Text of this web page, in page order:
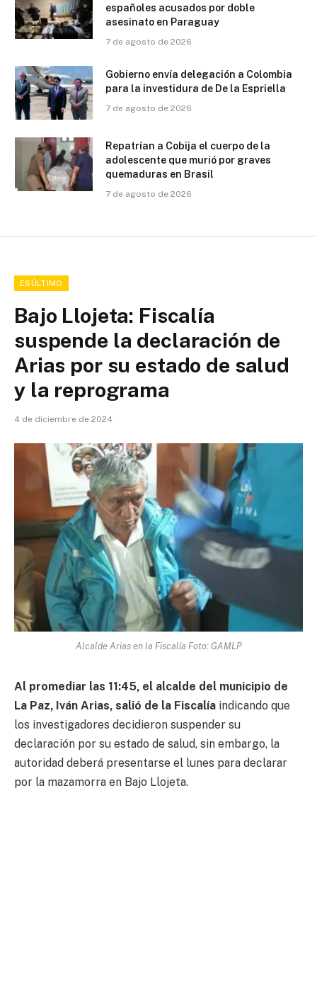
españoles acusados por doble
asesinato en Paraguay
7 de agosto de 2026
Gobierno envía delegación a Colombia
para la investidura de De la Espriella
7 de agosto de 2026
Repatrían a Cobija el cuerpo de la
adolescente que murió por graves
quemaduras en Brasil
7 de agosto de 2026
ESÚLTIMO
Bajo Llojeta: Fiscalía
suspende la declaración de
Arias por su estado de salud
y la reprograma
4 de diciembre de 2024
Alcalde Arias en la Fiscalía Foto: GAMLP
Al promediar las 11:45, el alcalde del municipio de
La Paz, Iván Arias, salió de la Fiscalía indicando que
los investigadores decidieron suspender su
declaración por su estado de salud, sin embargo, la
autoridad deberá presentarse el lunes para declarar
por la mazamorra en Bajo Llojeta.